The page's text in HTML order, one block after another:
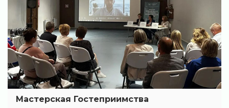
Мастерская Гостеприимства